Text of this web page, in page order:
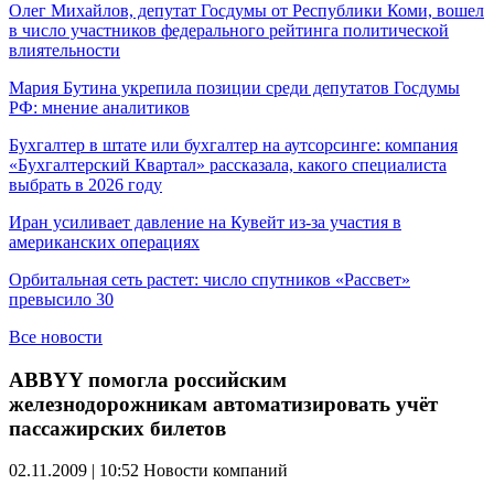
Олег Михайлов, депутат Госдумы от Республики Коми, вошел
в число участников федерального рейтинга политической
влиятельности
Мария Бутина укрепила позиции среди депутатов Госдумы
РФ: мнение аналитиков
Бухгалтер в штате или бухгалтер на аутсорсинге: компания
«Бухгалтерский Квартал» рассказала, какого специалиста
выбрать в 2026 году
Иран усиливает давление на Кувейт из-за участия в
американских операциях
Орбитальная сеть растет: число спутников «Рассвет»
превысило 30
Все новости
ABBYY помогла российским
железнодорожникам автоматизировать учёт
пассажирских билетов
02.11.2009 | 10:52 Новости компаний